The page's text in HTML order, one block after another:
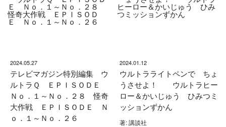
2024.05.27
テレビマガジン特別編集 ウ
ルトラＱ ＥＰＩＳＯＤＥ
Ｎｏ．１～Ｎｏ．２８ 怪奇
大作戦 ＥＰＩＳＯＤＥ Ｎ
ｏ．１～Ｎｏ．２６
2024.01.12
ウルトラライトペンで ちょ
うさせよ！ ウルトラヒー
ロー＆かいじゅう ひみつミ
ッションずかん
著: 講談社